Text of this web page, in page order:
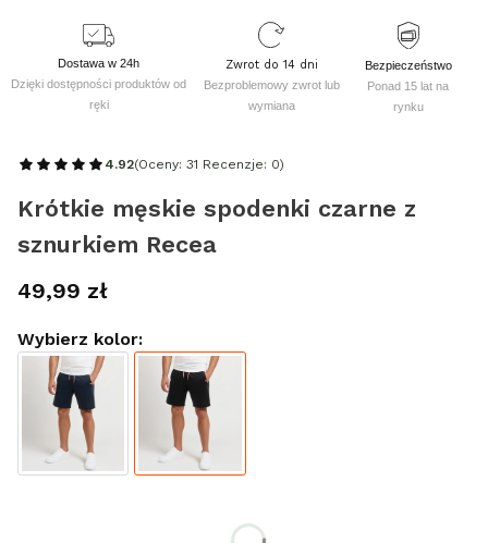
Dostawa w 24h
Dzięki dostępności produktów od
ręki
Zwrot do 14 dni
Bezproblemowy zwrot lub
wymiana
Bezpieczeństwo
Ponad 15 lat na
rynku
4.92(Oceny: 31 Recenzje: 0)
Krótkie męskie spodenki czarne z
sznurkiem Recea
Cena
49,99 zł
Wybierz kolor: